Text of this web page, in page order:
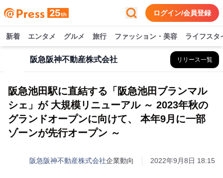
ログイン/会員登録
新着 エンタメ グルメ 旅行 ファッション・美容 ライフスタ
阪急阪神不動産株式会社 リリース一覧
阪急池田駅に直結する「阪急池田ブランマル
シェ」が 大規模リニューアル ～ 2023年秋の
グランドオープンに向けて、 本年9月に一部
ゾーンが先行オープン ～
阪急阪神不動産株式会社企業動向 2022年9月8日 18:15